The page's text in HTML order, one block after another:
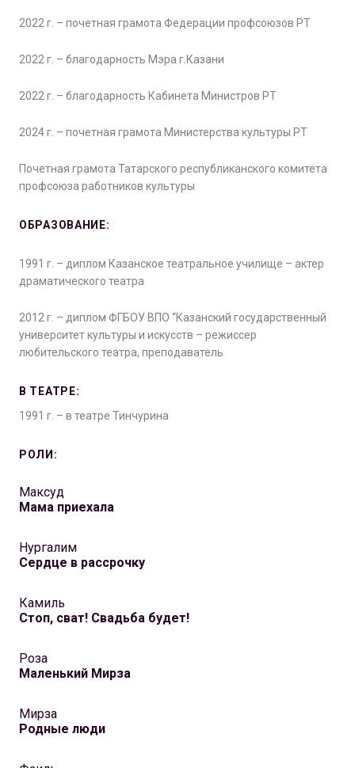
2022 г. – почетная грамота Федерации профсоюзов РТ
2022 г. – благодарность Мэра г.Казани
2022 г. – благодарность Кабинета Министров РТ
2024 г. – почетная грамота Министерства культуры РТ
Почетная грамота Татарского республиканского комитета
профсоюза работников культуры
ОБРАЗОВАНИЕ:
1991 г. – диплом Казанское театральное училище – актер
драматического театра
2012 г. – диплом ФГБОУ ВПО “Казанский государственный
университет культуры и искусств – режиссер
любительского театра, преподаватель
В ТЕАТРЕ:
1991 г. – в театре Тинчурина
РОЛИ:
Максуд
Мама приехала
Нургалим
Сердце в рассрочку
Камиль
Стоп, сват! Свадьба будет!
Роза
Маленький Мирза
Мирза
Родные люди